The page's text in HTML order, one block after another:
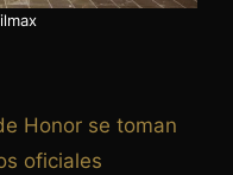
Honor se toman
oficiales